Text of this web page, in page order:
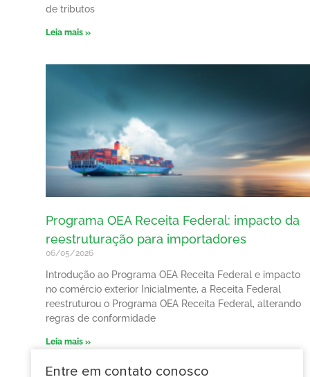
de tributos
Leia mais »
Programa OEA Receita Federal: impacto da
reestruturação para importadores
06/05/2026
Introdução ao Programa OEA Receita Federal e impacto
no comércio exterior Inicialmente, a Receita Federal
reestruturou o Programa OEA Receita Federal, alterando
regras de conformidade
Leia mais »
Entre em contato conosco